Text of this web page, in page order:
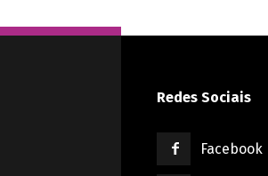
Redes Sociais
Facebook